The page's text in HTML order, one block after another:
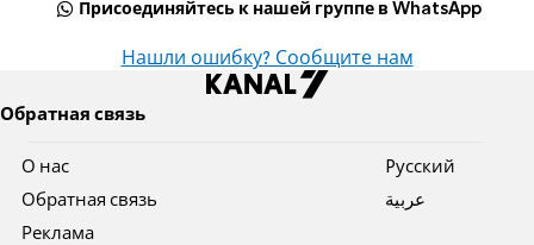
Присоединяйтесь к нашей группе в WhatsApp
Нашли ошибку? Сообщите нам
Обратная связь
О нас
Обратная связь
Реклама
Pусский
عربية